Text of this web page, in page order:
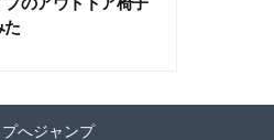
た
へジャンプ